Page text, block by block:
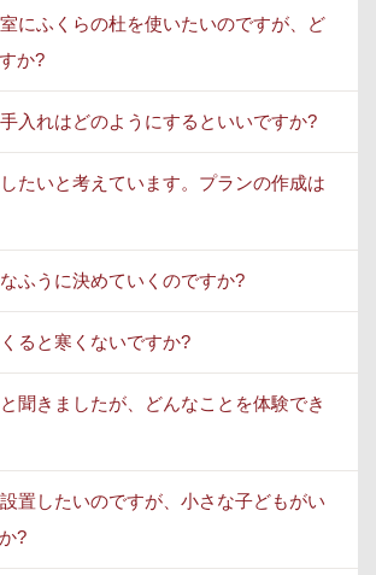
にふくらの杜を使いたいのですが、ど
か?
入れはどのようにするといいですか?
たいと考えています。プランの作成は
ふうに決めていくのですか?
ると寒くないですか?
聞きましたが、どんなことを体験でき
置したいのですが、小さな子どもがい
?